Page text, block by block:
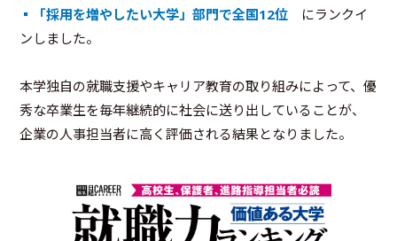
▪「採用を増やしたい大学」部門で全国12位 にランクイ
ンしました。
本学独自の就職支援やキャリア教育の取り組みによって、優
秀な卒業生を毎年継続的に社会に送り出していることが、
企業の人事担当者に高く評価される結果となりました。